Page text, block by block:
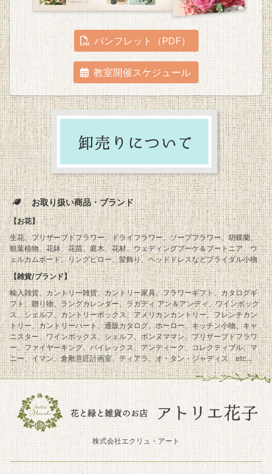
パンフレット（PDF）
教室開催スケジュール
お取り扱い商品・ブランド
【お花】
生花、プリザーブドフラワー、ドライフラワー、ソープフラワー、胡蝶蘭、
観葉植物、花鉢、花苗、庭木、花材、ウェディングブーケ＆ブートニア、ウ
ェルカムボード、リングピロー、髪飾り、ヘッドドレスなどブライダル小物
【雑貨/ブランド】
輸入雑貨、カントリー雑貨、カントリー家具、フラワーギフト、カタログギ
フト、贈り物、ラングカレンダー、ラガディ アン＆アンディ、ワインボック
ス、シェルフ、カントリーボックス、アメリカンカントリー、フレンチカン
トリー、カントリーハート、通販カタログ、ホーロー、キッチン小物、キャ
ニスター、ワインボックス、シェルフ、ボンヌママン、プリザーブドフラワ
ー、ファイヤーキング、パイレックス、アンティーク、コレクティブル、マ
ニー、イマン、倉敷意匠計画室、ティアラ、オ・タン・ジャディス etc...
株式会社エクリュ・アート